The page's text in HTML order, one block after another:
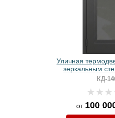
Уличная
зеркальным
электронным
порошковым
КД-
от 100